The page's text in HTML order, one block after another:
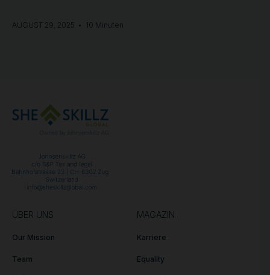
AUGUST 29, 2025 • 10 Minuten
ÜBER UNS
Our Mission
Team
MAGAZIN
Karriere
Equality